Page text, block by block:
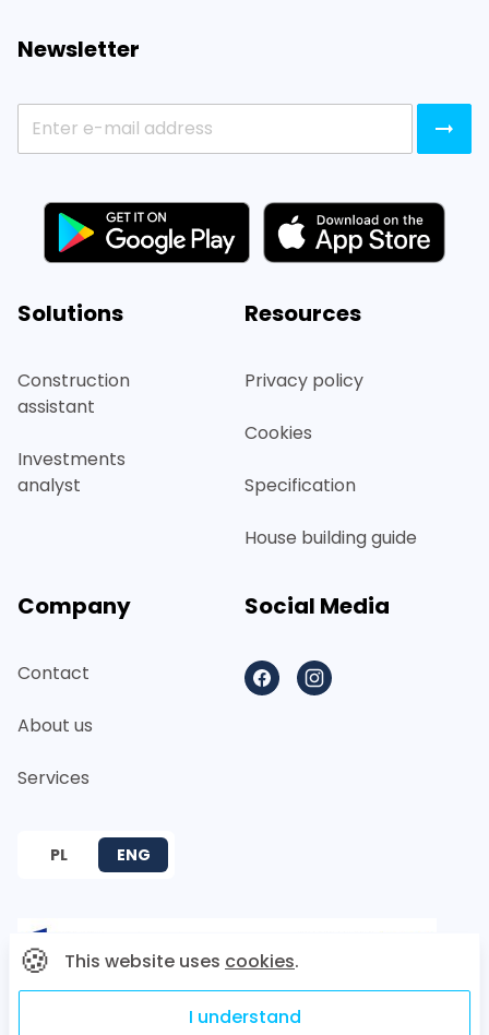
Newsletter
Solutions
Construction
assistant
Investments
analyst
Resources
Privacy policy
Cookies
Specification
House building guide
Company
Contact
About us
Services
Social Media
PL ENG
🍪 This website uses cookies.
I understand